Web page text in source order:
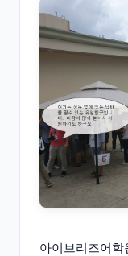
아이브리즈어